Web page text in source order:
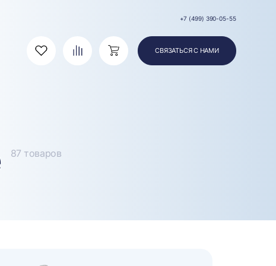
+7 (499) 390-05-55
Избранное СравнениеКорзина СВЯЗАТЬСЯ С НАМИ
87 товаров